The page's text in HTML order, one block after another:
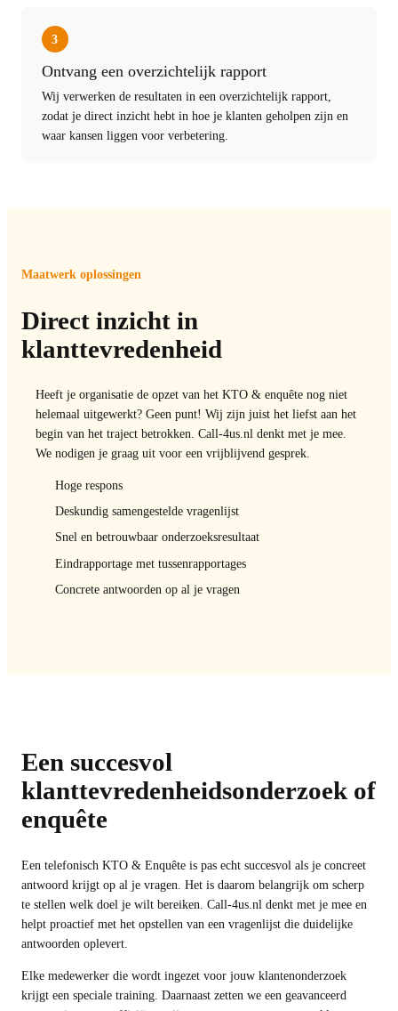
3
Ontvang een overzichtelijk rapport
Wij verwerken de resultaten in een overzichtelijk rapport,
zodat je direct inzicht hebt in hoe je klanten geholpen zijn en
waar kansen liggen voor verbetering.
Maatwerk oplossingen
Direct inzicht in
klanttevredenheid
Heeft je organisatie de opzet van het KTO & enquête nog niet
helemaal uitgewerkt? Geen punt! Wij zijn juist het liefst aan het
begin van het traject betrokken. Call-4us.nl denkt met je mee.
We nodigen je graag uit voor een vrijblijvend gesprek.
Hoge respons
Deskundig samengestelde vragenlijst
Snel en betrouwbaar onderzoeksresultaat
Eindrapportage met tussenrapportages
Concrete antwoorden op al je vragen
Een succesvol
klanttevredenheidsonderzoek of
enquête
Een telefonisch KTO & Enquête is pas echt succesvol als je concreet
antwoord krijgt op al je vragen. Het is daarom belangrijk om scherp
te stellen welk doel je wilt bereiken. Call-4us.nl denkt met je mee en
helpt proactief met het opstellen van een vragenlijst die duidelijke
antwoorden oplevert.
Elke medewerker die wordt ingezet voor jouw klantenonderzoek
krijgt een speciale training. Daarnaast zetten we een geavanceerd